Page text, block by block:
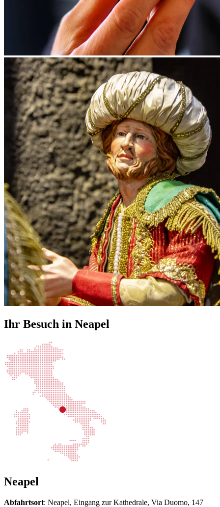
Ihr Besuch in Neapel
Neapel
Abfahrtsort: Neapel, Eingang zur Kathedrale, Via Duomo, 147